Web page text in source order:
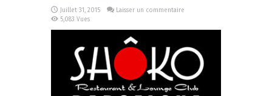
Juillet 31, 2015
Laisser un commentaire
5,083 Vues